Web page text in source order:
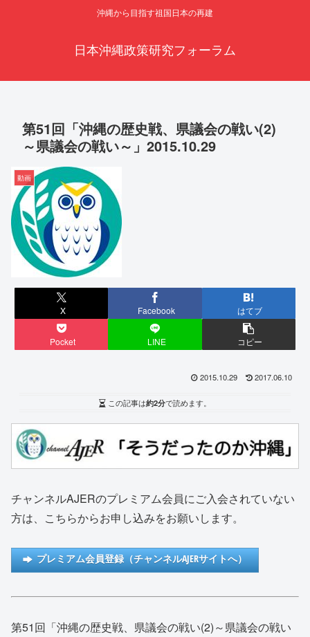
沖縄から目指す祖国日本の再建
日本沖縄政策研究フォーラム
第51回「沖縄の歴史戦、県議会の戦い(2)
～県議会の戦い～」2015.10.29
動画
X Facebook はてブ
Pocket LINE コピー
2015.10.29 2017.06.10
この記事は約2分で読めます。
チャンネルAJERのプレミアム会員にご入会されていない
方は、こちらからお申し込みをお願いします。
プレミアム会員登録（チャンネルAJERサイトへ）
第51回「沖縄の歴史戦、県議会の戦い(2)～県議会の戦い